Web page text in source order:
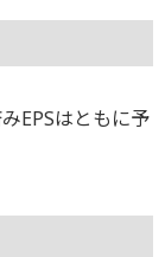
EPSはともに予